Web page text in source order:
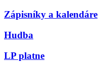
Zápisníky a kalendáre
Hudba
LP platne